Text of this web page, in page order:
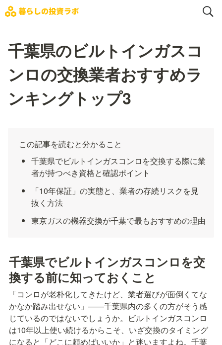
千葉県のビルトインガスコ
ンロの交換業者おすすめラ
ンキングトップ3
この記事を読むと分かること
千葉県でビルトインガスコンロを交換する際に業
者が持つべき資格と確認ポイント
「10年保証」の実態と、業者の存続リスクを見
抜く方法
東京ガスの機器交換が千葉で最もおすすめの理由
千葉県でビルトインガスコンロを交
換する前に知っておくこと
「コンロが老朴化してきたけど、業者選びが面倒くてな
かなか踏み出せない」——千葉県内の多くの方がそう感
じているのではないでしょうか。ビルトインガスコンロ
は10年以上使い続けるからこそ、いざ交換のタイミング
になると「どこに頼めばいいか」と迷いますよね。千葉